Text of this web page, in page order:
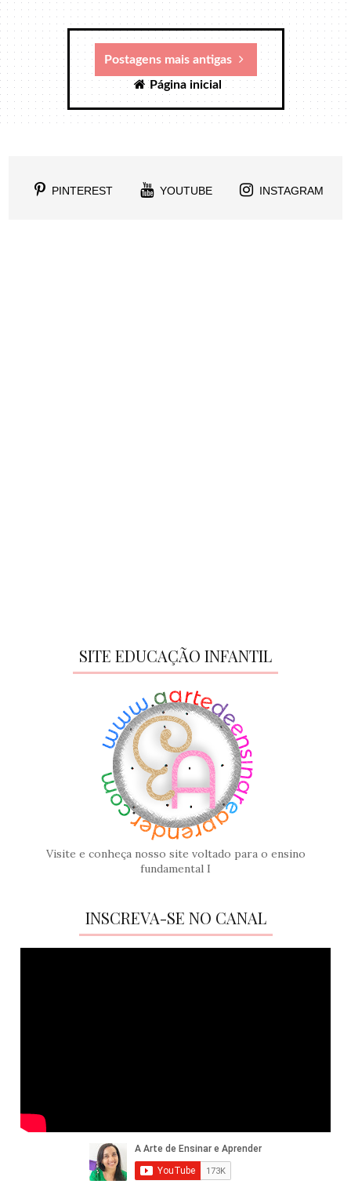
Postagens mais antigas
Página inicial
PINTEREST YOUTUBE INSTAGRAM
SITE EDUCAÇÃO INFANTIL
Visite e conheça nosso site voltado para o ensino
fundamental I
INSCREVA-SE NO CANAL